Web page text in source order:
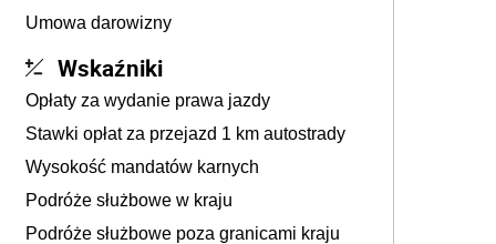
Umowa darowizny
Wskaźniki
Opłaty za wydanie prawa jazdy
Stawki opłat za przejazd 1 km autostrady
Wysokość mandatów karnych
Podróże służbowe w kraju
Podróże służbowe poza granicami kraju